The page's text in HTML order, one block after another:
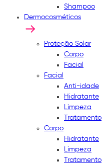
Shampoo
Dermocosméticos
Proteção Solar
Corpo
Facial
Facial
Anti-idade
Hidratante
Limpeza
Tratamento
Corpo
Hidratante
Limpeza
Tratamento